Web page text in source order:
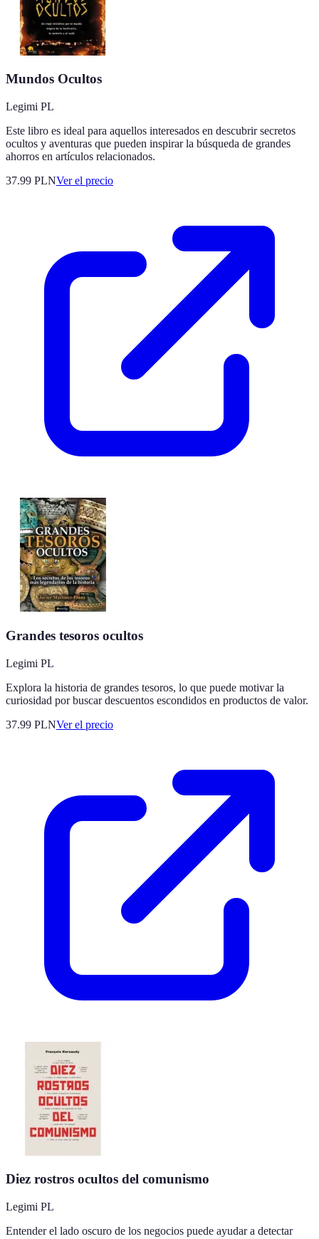
Mundos Ocultos
Legimi PL
Este libro es ideal para aquellos interesados en descubrir secretos
ocultos y aventuras que pueden inspirar la búsqueda de grandes
ahorros en artículos relacionados.
37.99 PLNVer el precio
Grandes tesoros ocultos
Legimi PL
Explora la historia de grandes tesoros, lo que puede motivar la
curiosidad por buscar descuentos escondidos en productos de valor.
37.99 PLNVer el precio
Diez rostros ocultos del comunismo
Legimi PL
Entender el lado oscuro de los negocios puede ayudar a detectar